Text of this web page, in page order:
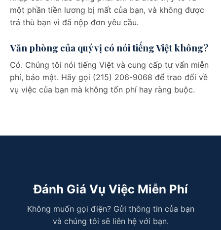
một phần tiền lương bị mất của bạn, và không được
trả thù bạn vì đã nộp đơn yêu cầu.
Văn phòng của quý vị có nói tiếng Việt không?
Có. Chúng tôi nói tiếng Việt và cung cấp tư vấn miễn
phí, bảo mật. Hãy gọi (215) 206-9068 để trao đổi về
vụ việc của bạn mà không tốn phí hay ràng buộc.
Đánh Giá Vụ Việc Miễn Phí
Không muốn gọi điện? Gửi thông tin của bạn
và chúng tôi sẽ liên hệ với bạn.